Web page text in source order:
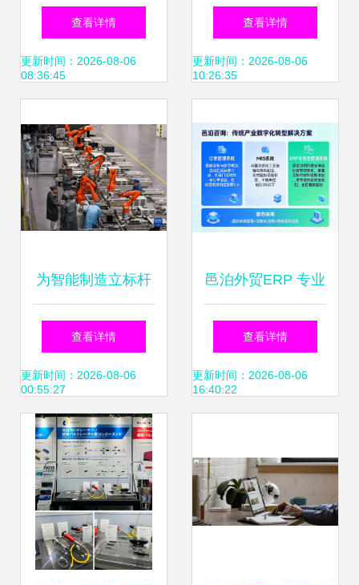
慧工程技术咨询有
限责任公司的技术
析
查看详情
更新时间：2026-08-06
08:36:45
快速解决需求，赢
得客户长期合作
查看详情
更新时间：2026-08-06
10:26:35
为智能制造立标杆
探访浙江“未来工
厂”的技术咨询实践
查看详情
更新时间：2026-08-06
00:55:27
邑泊外贸ERP 专业
软件助力企业全球
化发展
查看详情
更新时间：2026-08-06
16:40:22